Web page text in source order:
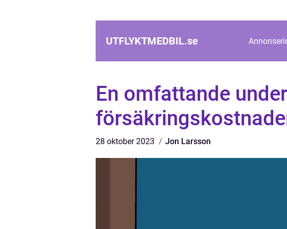
UTFLYKTMEDBIL.se
En omfattande
28 oktober 2023 Jon Larsson